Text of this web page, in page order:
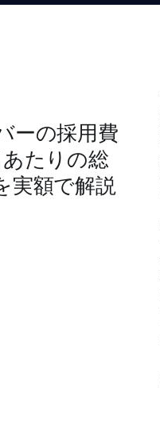
ーの採用費
たりの総
実額で解説